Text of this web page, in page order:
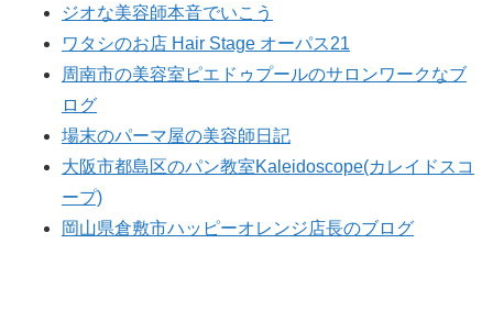
ジオな美容師本音でいこう
ワタシのお店 Hair Stage オーパス21
周南市の美容室ピエドゥプールのサロンワークなブ
ログ
場末のパーマ屋の美容師日記
大阪市都島区のパン教室Kaleidoscope(カレイドスコ
ープ)
岡山県倉敷市ハッピーオレンジ店長のブログ